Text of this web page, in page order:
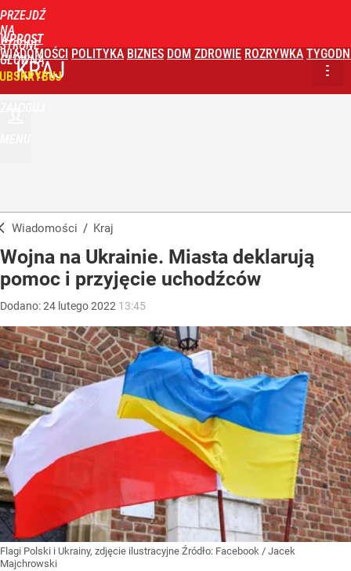
PRZEJDŹ
NA
STRONĘ
GŁÓWNĄ
WPROST
WIADOMOŚCI POLITYKA BIZNES DOM ZDROWIE ROZRYWKA
KRAJ
Wiadomości / Kraj
Wojna na Ukrainie. Miasta deklarują
pomoc i przyjęcie uchodźców
Dodano:24 lutego2022 13:45
Flagi Polski i Ukrainy, zdjęcie ilustracyjne Źródło: Facebook / Jacek
Majchrowski